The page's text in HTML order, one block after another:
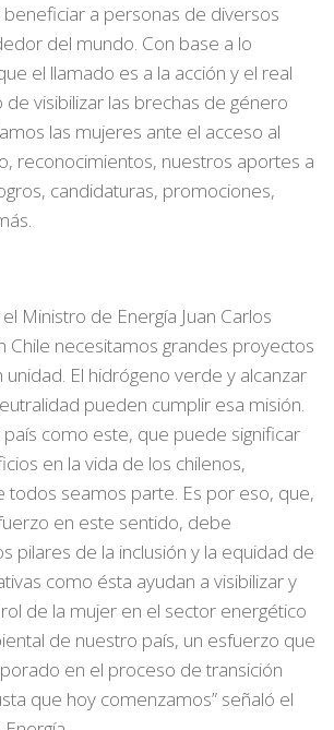
a personas de diversos
del mundo. Con base a lo
el llamado es a la acción y el real
visibilizar las brechas de género
las mujeres ante el acceso al
reconocimientos, nuestros aportes a
candidaturas, promociones,
Ministro de Energía Juan Carlos
Chile necesitamos grandes proyectos
El hidrógeno verde y alcanzar
pueden cumplir esa misión.
como este, que puede significar
en la vida de los chilenos,
todos seamos parte. Es por eso, que,
en este sentido, debe
pilares de la inclusión y la equidad de
como ésta ayudan a visibilizar y
de la mujer en el sector energético
de nuestro país, un esfuerzo que
en el proceso de transición
que hoy comenzamos” señaló el